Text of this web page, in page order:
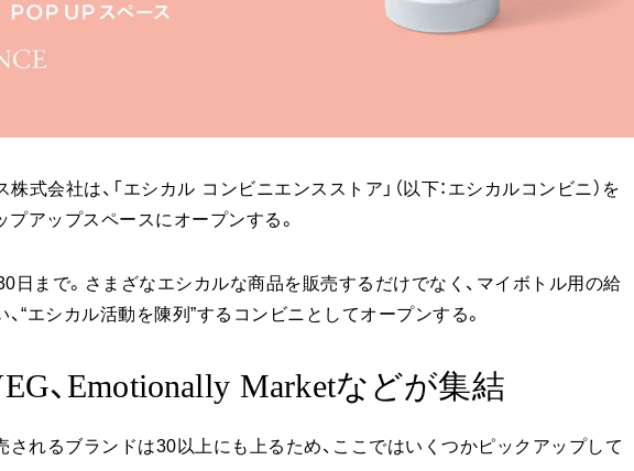
株式会社は、「エシカル コンビニエンスストア」（以下：エシカルコンビニ）を
アップスペースにオープンする。
日まで。さまざなエシカルな商品を販売するだけでなく、マイボトル用の給
“エシカル活動を陳列”するコンビニとしてオープンする。
、Emotionally Marketなどが集結
されるブランドは30以上にも上るため、ここではいくつかピックアップして